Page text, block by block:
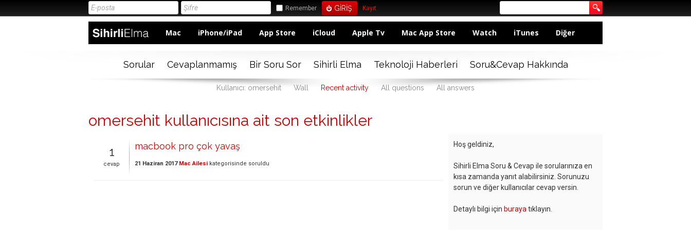
Remember Kayıt
Mac iPhone/iPad App Store iCloud Apple Tv Mac App Store Watch iTunes Diğer
Sorular Cevaplanmamış Bir Soru Sor Sihirli Elma Teknoloji Haberleri Soru&Cevap Hakkında
Kullanıcı: omersehit Wall Recent activity All questions All answers
omersehit kullanıcısına ait son etkinlikler
1
cevap
macbook pro çok yavaş
21 Haziran 2017 Mac Ailesi kategorisinde soruldu
Hoş geldiniz,
Sihirli Elma Soru & Cevap ile sorularınıza en
kısa zamanda yanıt alabilirsiniz. Sorunuzu
sorun ve diğer kullanıcılar cevap versin.
Detaylı bilgi için buraya tıklayın.